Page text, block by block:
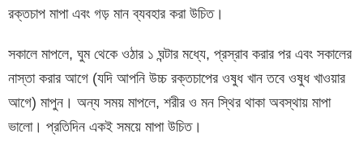
রক্তচাপ মাপা এবং গড় মান ব্যবহার করা উচিত।
সকালে মাপলে, ঘুম থেকে ওঠার ১ ঘন্টার মধ্যে, প্রস্রাব করার পর এবং সকালের
নাস্তা করার আগে (যদি আপনি উচ্চ রক্তচাপের ওষুধ খান তবে ওষুধ খাওয়ার
আগে) মাপুন। অন্য সময় মাপলে, শরীর ও মন স্থির থাকা অবস্থায় মাপা
ভালো। প্রতিদিন একই সময়ে মাপা উচিত।